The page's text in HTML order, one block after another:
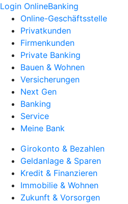
Login OnlineBanking
Online-Geschäftsstelle
Privatkunden
Firmenkunden
Private Banking
Bauen & Wohnen
Versicherungen
Next Gen
Banking
Service
Meine Bank
Girokonto & Bezahlen
Geldanlage & Sparen
Kredit & Finanzieren
Immobilie & Wohnen
Zukunft & Vorsorgen